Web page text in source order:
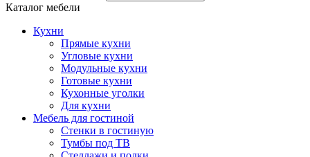
Каталог мебели
Кухни
Прямые кухни
Угловые кухни
Модульные кухни
Готовые кухни
Кухонные уголки
Для кухни
Мебель для гостиной
Стенки в гостиную
Тумбы под ТВ